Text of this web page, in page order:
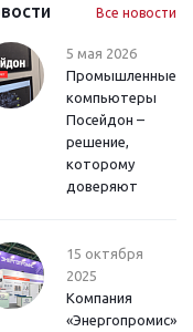
Все новости
5 мая 2026
Промышленные
компьютеры
Посейдон –
решение,
которому
доверяют
15 октября
2025
Компания
«Энергопромис»